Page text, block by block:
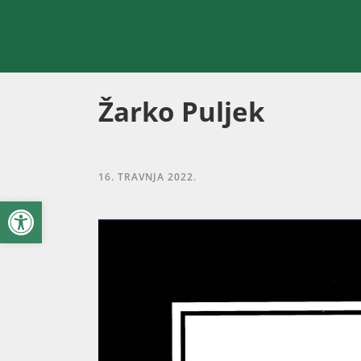
Open toolbar
Žarko Puljek
16. TRAVNJA 2022.